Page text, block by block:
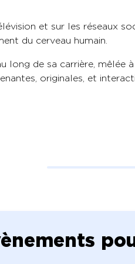
et sur les réseaux
du cerveau humain.
de sa carrière, mêlée à
originales, et